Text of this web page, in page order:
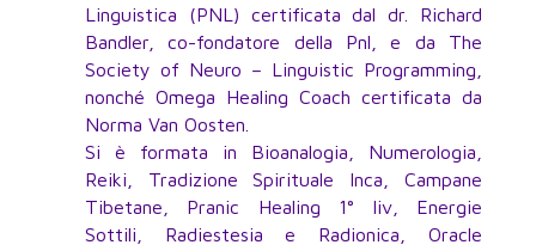
Linguistica (PNL) certificata dal dr. Richard
Bandler, co-fondatore della Pnl, e da The
Society of Neuro – Linguistic Programming,
nonché Omega Healing Coach certificata da
Norma Van Oosten.
Si è formata in Bioanalogia, Numerologia,
Reiki, Tradizione Spirituale Inca, Campane
Tibetane, Pranic Healing 1° liv, Energie
Sottili, Radiestesia e Radionica, Oracle